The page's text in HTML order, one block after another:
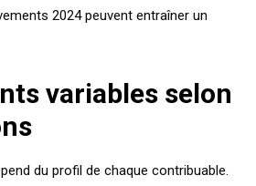
2024 peuvent entraîner un
variables selon
du profil de chaque contribuable.